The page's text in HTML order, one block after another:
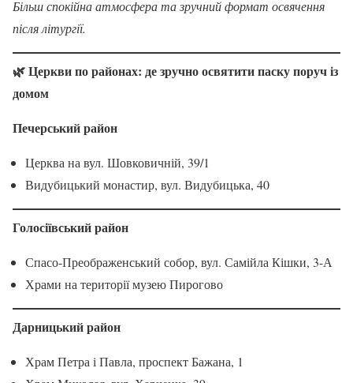
Більш спокійна атмосфера та зручний формат освячення
після літургії.
🌿 Церкви по районах: де зручно освятити паску поруч із
домом
Печерський район
Церква на вул. Шовковичній, 39/1
Видубицький монастир, вул. Видубицька, 40
Голосіївський район
Спасо-Преображенський собор, вул. Самійла Кішки, 3-А
Храми на території музею Пирогово
Дарницький район
Храм Петра і Павла, проспект Бажана, 1